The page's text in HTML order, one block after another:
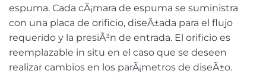
espuma. Cada cÃ¡mara de espuma se suministra
con una placa de orificio, diseÃ±ada para el flujo
requerido y la presiÃ³n de entrada. El orificio es
reemplazable in situ en el caso que se deseen
realizar cambios en los parÃ¡metros de diseÃ±o.